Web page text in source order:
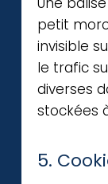
petit
invisible
le trafic
diverses
stockées
5.